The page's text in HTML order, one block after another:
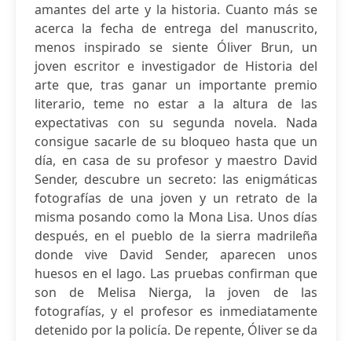
amantes del arte y la historia. Cuanto más se
acerca la fecha de entrega del manuscrito,
menos inspirado se siente Óliver Brun, un
joven escritor e investigador de Historia del
arte que, tras ganar un importante premio
literario, teme no estar a la altura de las
expectativas con su segunda novela. Nada
consigue sacarle de su bloqueo hasta que un
día, en casa de su profesor y maestro David
Sender, descubre un secreto: las enigmáticas
fotografías de una joven y un retrato de la
misma posando como la Mona Lisa. Unos días
después, en el pueblo de la sierra madrileña
donde vive David Sender, aparecen unos
huesos en el lago. Las pruebas confirman que
son de Melisa Nierga, la joven de las
fotografías, y el profesor es inmediatamente
detenido por la policía. De repente, Óliver se da